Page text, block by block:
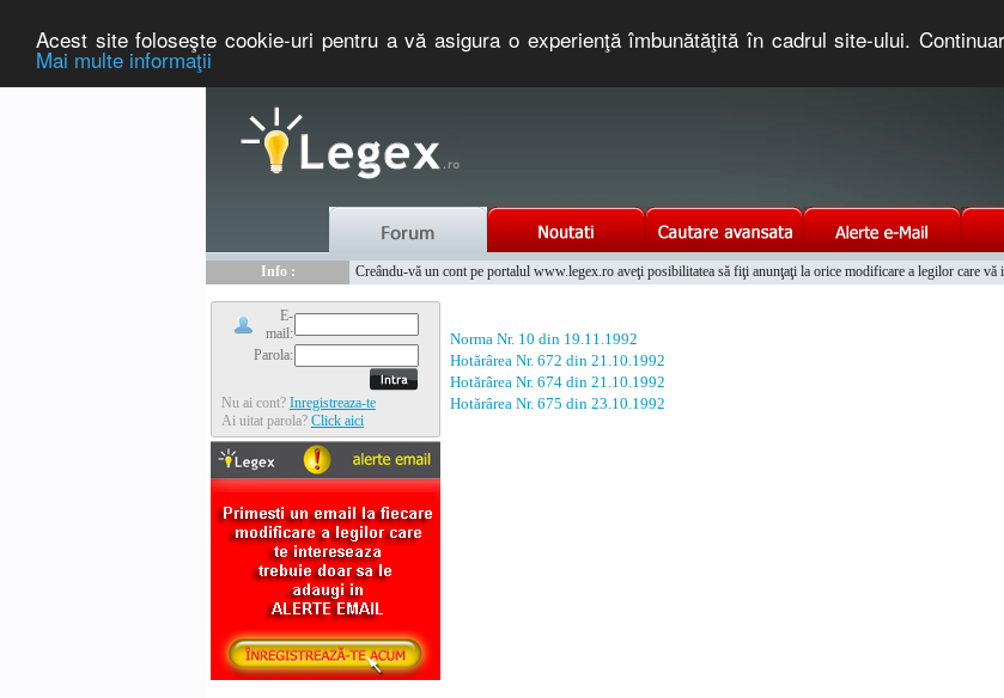
Acest site foloseşte cookie-uri pentru a vă asigura o experienţă îmbunătăţită în cadrul site-ului.
Mai multe informaţii
Info :
Creându-vă un cont pe portalul www.legex.ro aveţi posibilitatea să fiţi anunţaţi la orice modificare a legilor care vă
E-
mail:
Parola:
Nu ai cont? Inregistreaza-te
Ai uitat parola? Click aici
Norma Nr. 10 din 19.11.1992
Hotărârea Nr. 672 din 21.10.1992
Hotărârea Nr. 674 din 21.10.1992
Hotărârea Nr. 675 din 23.10.1992